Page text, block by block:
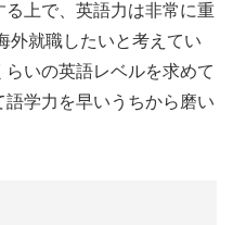
上で、英語力は非常に重
外就職したいと考えてい
いの英語レベルを求めて
学力を早いうちから磨い